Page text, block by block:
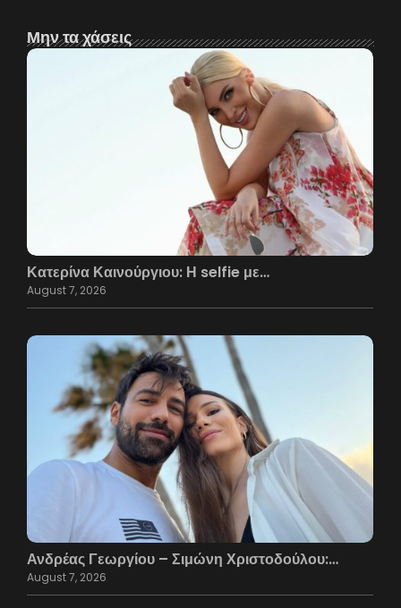
Μην τα χάσεις
Κατερίνα Καινούργιου: Η selfie με…
August 7, 2026
Ανδρέας Γεωργίου – Σιμώνη Χριστοδούλου:…
August 7, 2026